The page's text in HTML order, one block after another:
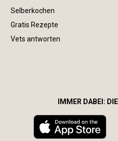
Selberkochen
Gratis Rezepte
Vets antworten
IMMER DABEI: